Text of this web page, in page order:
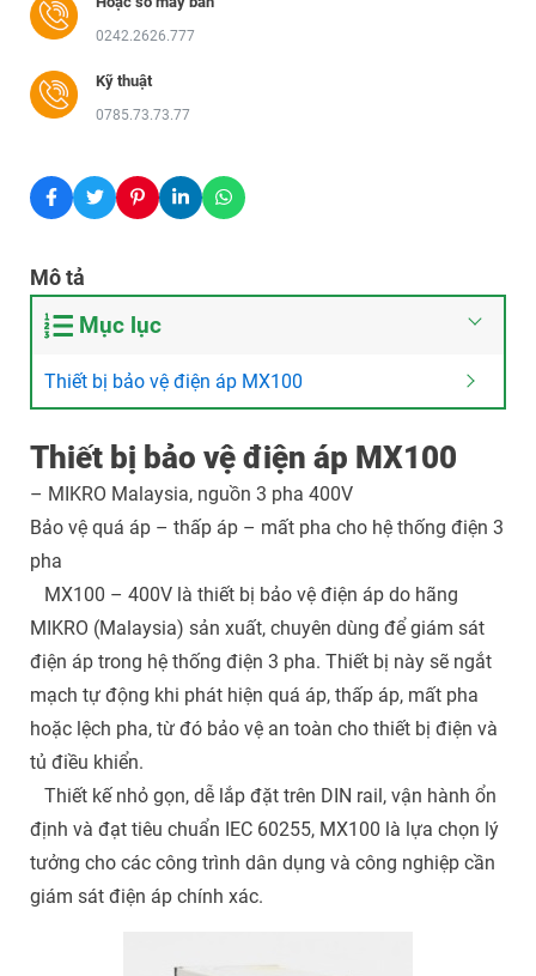
0242.2626.777
Kỹ thuật
0785.73.73.77
Mô tả
Mục lục
Thiết bị bảo vệ điện áp MX100
Thiết bị bảo vệ điện áp MX100
– MIKRO Malaysia, nguồn 3 pha 400V
Bảo vệ quá áp – thấp áp – mất pha cho hệ thống điện 3
pha
MX100 – 400V là thiết bị bảo vệ điện áp do hãng
MIKRO (Malaysia) sản xuất, chuyên dùng để giám sát
điện áp trong hệ thống điện 3 pha. Thiết bị này sẽ ngắt
mạch tự động khi phát hiện quá áp, thấp áp, mất pha
hoặc lệch pha, từ đó bảo vệ an toàn cho thiết bị điện và
tủ điều khiển.
Thiết kế nhỏ gọn, dễ lắp đặt trên DIN rail, vận hành ổn
định và đạt tiêu chuẩn IEC 60255, MX100 là lựa chọn lý
tưởng cho các công trình dân dụng và công nghiệp cần
giám sát điện áp chính xác.